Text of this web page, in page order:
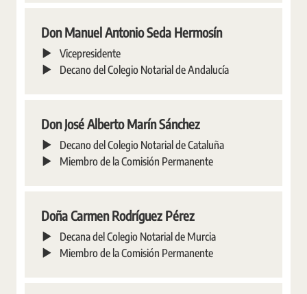
Don Manuel Antonio Seda Hermosín
Vicepresidente
Decano del Colegio Notarial de Andalucía
Don José Alberto Marín Sánchez
Decano del Colegio Notarial de Cataluña
Miembro de la Comisión Permanente
Doña Carmen Rodríguez Pérez
Decana del Colegio Notarial de Murcia
Miembro de la Comisión Permanente